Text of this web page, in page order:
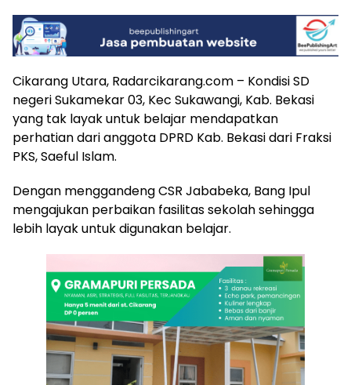
Cikarang Utara, Radarcikarang.com – Kondisi SD
negeri Sukamekar 03, Kec Sukawangi, Kab. Bekasi
yang tak layak untuk belajar mendapatkan
perhatian dari anggota DPRD Kab. Bekasi dari Fraksi
PKS, Saeful Islam.
Dengan menggandeng CSR Jababeka, Bang Ipul
mengajukan perbaikan fasilitas sekolah sehingga
lebih layak untuk digunakan belajar.